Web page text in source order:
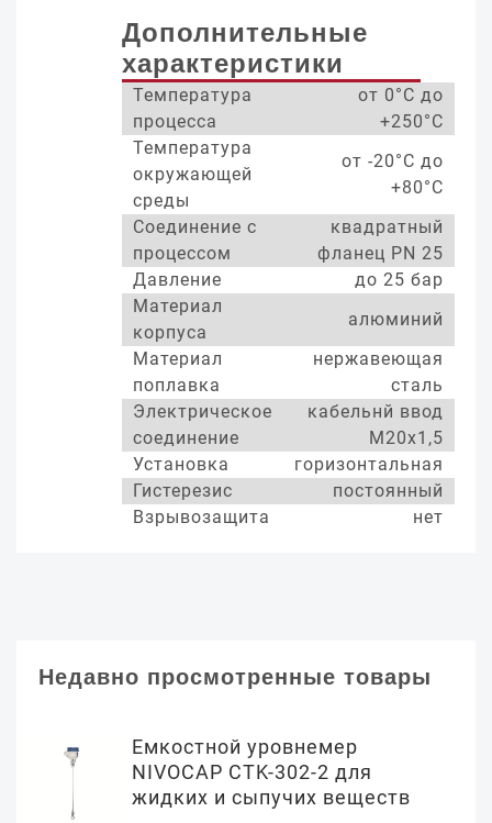
Дополнительные
характеристики
Температура
процесса
от 0°С до
+250°С
Температура
окружающей
среды
от -20°С до
+80°С
Соединение с
процессом
квадратный
фланец PN 25
Давление
до 25 бар
Материал
корпуса
алюминий
Материал
поплавка
нержавеющая
сталь
Электрическое
соединение
кабельнй ввод
М20х1,5
Установка
горизонтальная
Гистерезис
постоянный
Взрывозащита
нет
Недавно просмотренные товары
Емкостной уровнемер
NIVOCAP CTK-302-2 для
жидких и сыпучих веществ